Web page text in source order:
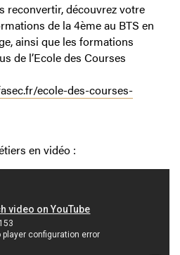
reconvertir, découvrez votre
de la 4ème au BTS en
ainsi que les formations
de l’Ecole des Courses
ecole-des-courses-
en vidéo :